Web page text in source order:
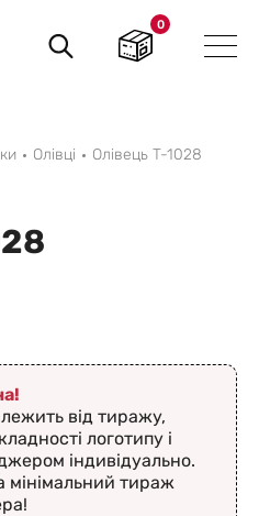
Пошук
товарів
0
Олівці Олівець T-1028
від тиражу,
логотипу і
індивідуально.
мінімальний тираж